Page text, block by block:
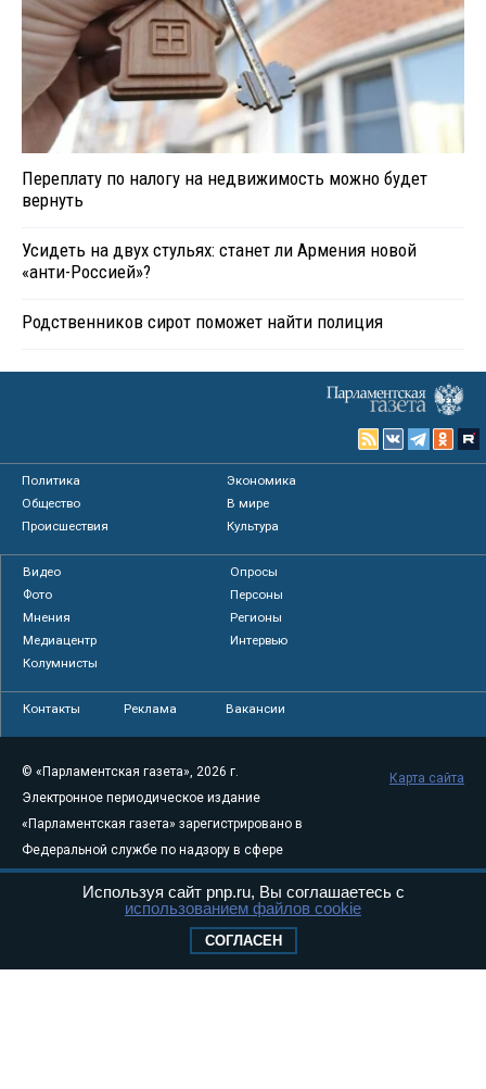
Переплату по налогу на недвижимость можно будет
вернуть
Усидеть на двух стульях: станет ли Армения новой
«анти-Россией»?
Родственников сирот поможет найти полиция
Политика
Экономика
Общество
В мире
Происшествия
Культура
Видео
Опросы
Фото
Персоны
Мнения
Регионы
Медиацентр
Интервью
Колумнисты
Контакты Реклама Вакансии
© «Парламентская газета», 2026 г.
Электронное периодическое издание
«Парламентская газета» зарегистрировано в
Федеральной службе по надзору в сфере
связи, информационных технологий и
массовых коммуникаций (Роскомнадзор) 05
Свидетельство о регистрации Эл № ФС77-
Карта сайта
Используя сайт pnp.ru, Вы соглашаетесь с
использованием файлов cookie
СОГЛАСЕН